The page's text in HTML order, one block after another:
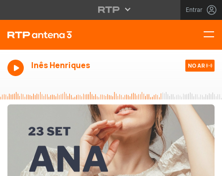
Entrar
Inês Henriques NO AR